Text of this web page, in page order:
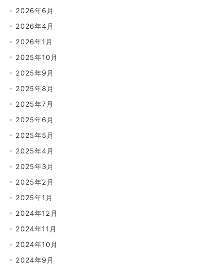
2026年6月
2026年4月
2026年1月
2025年10月
2025年9月
2025年8月
2025年7月
2025年6月
2025年5月
2025年4月
2025年3月
2025年2月
2025年1月
2024年12月
2024年11月
2024年10月
2024年9月